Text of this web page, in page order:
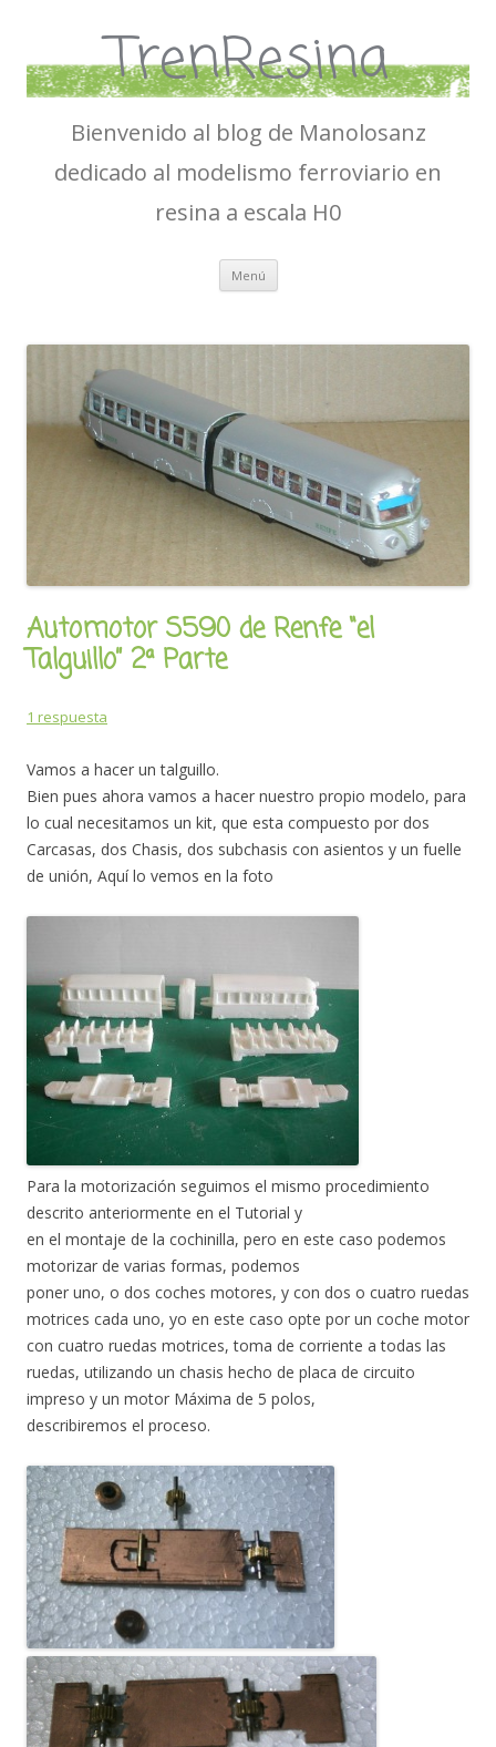
TrenResina
Bienvenido al blog de Manolosanz
dedicado al modelismo ferroviario en
resina a escala H0
Menú Ir
contenido
Automotor S590 de Renfe “el
Talguillo” 2ª Parte
1 respuesta
Vamos a hacer un talguillo.
Bien pues ahora vamos a hacer nuestro propio modelo, para
lo cual necesitamos un kit, que esta compuesto por dos
Carcasas, dos Chasis, dos subchasis con asientos y un fuelle
de unión, Aquí lo vemos en la foto
Para la motorización seguimos el mismo procedimiento
descrito anteriormente en el Tutorial y
en el montaje de la cochinilla, pero en este caso podemos
motorizar de varias formas, podemos
poner uno, o dos coches motores, y con dos o cuatro ruedas
motrices cada uno, yo en este caso opte por un coche motor
con cuatro ruedas motrices, toma de corriente a todas las
ruedas, utilizando un chasis hecho de placa de circuito
impreso y un motor Máxima de 5 polos,
describiremos el proceso.